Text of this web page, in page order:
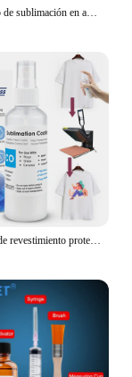
Revestimiento de sublimación en aerosol para camiseta de tela de algodón, tapas Canva, tazas, vidrio, cerámica, Metal, madera, tinta de sublimación, pretratamiento líquido
Pulverizador de revestimiento protector líquido por sublimación, productos de sublimación para ropa de tela de algodón, pulverizador de teñido rápido, camiseta DIY, 100ml